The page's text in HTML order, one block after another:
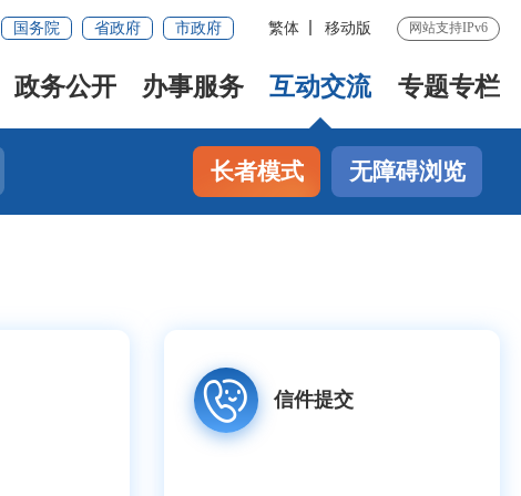
国务院 省政府 市政府 繁体 移动版 网站支持IPv6
政务公开 办事服务 互动交流 专题专栏
长者模式 无障碍浏览
信件提交